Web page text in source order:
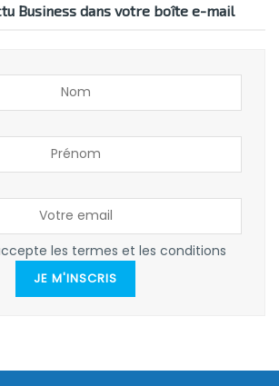
Business dans votre boîte e-mail
les termes et les conditions
JE M'INSCRIS